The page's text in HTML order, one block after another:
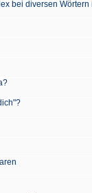
bei diversen